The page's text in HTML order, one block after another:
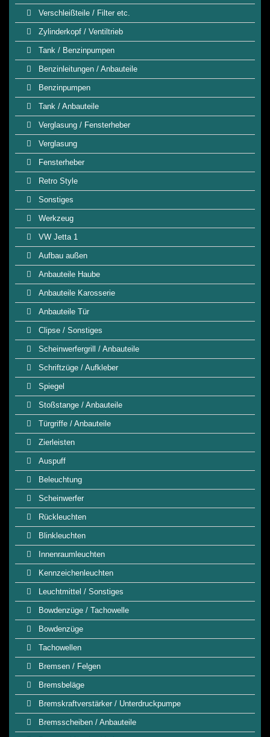
Verschleißteile / Filter etc.
Zylinderkopf / Ventiltrieb
Tank / Benzinpumpen
Benzinleitungen / Anbauteile
Benzinpumpen
Tank / Anbauteile
Verglasung / Fensterheber
Verglasung
Fensterheber
Retro Style
Sonstiges
Werkzeug
VW Jetta 1
Aufbau außen
Anbauteile Haube
Anbauteile Karosserie
Anbauteile Tür
Clipse / Sonstiges
Scheinwerfergrill / Anbauteile
Schriftzüge / Aufkleber
Spiegel
Stoßstange / Anbauteile
Türgriffe / Anbauteile
Zierleisten
Auspuff
Beleuchtung
Scheinwerfer
Rückleuchten
Blinkleuchten
Innenraumleuchten
Kennzeichenleuchten
Leuchtmittel / Sonstiges
Bowdenzüge / Tachowelle
Bowdenzüge
Tachowellen
Bremsen / Felgen
Bremsbeläge
Bremskraftverstärker / Unterdruckpumpe
Bremsscheiben / Anbauteile